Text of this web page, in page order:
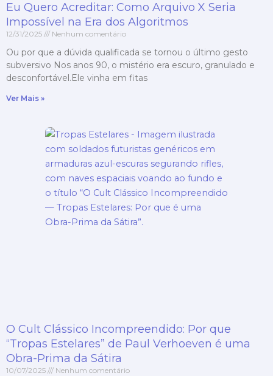
Eu Quero Acreditar: Como Arquivo X Seria
Impossível na Era dos Algoritmos
12/31/2025 Nenhum comentário
Ou por que a dúvida qualificada se tornou o último gesto
subversivo Nos anos 90, o mistério era escuro, granulado e
desconfortável.Ele vinha em fitas
Ver Mais »
O Cult Clássico Incompreendido: Por que
“Tropas Estelares” de Paul Verhoeven é uma
Obra-Prima da Sátira
10/07/2025 Nenhum comentário